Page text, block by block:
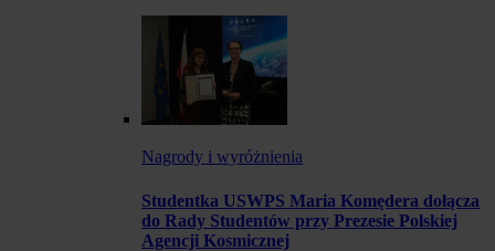
Nagrody i wyróżnienia
Studentka USWPS Maria Komędera dołącza
do Rady Studentów przy Prezesie Polskiej
Agencji Kosmicznej